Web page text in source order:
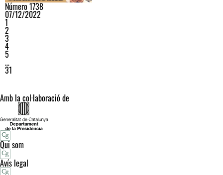
Número 1738
07/12/2022
1
2
3
4
5
…
31
Amb la col·laboració de
Qui som
Avís legal